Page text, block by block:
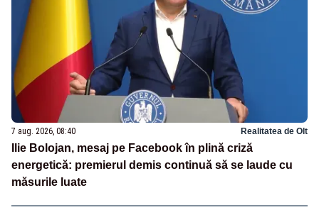
7 aug. 2026, 08:40 Realitatea de Olt
Ilie Bolojan, mesaj pe Facebook în plină criză
energetică: premierul demis continuă să se laude cu
măsurile luate